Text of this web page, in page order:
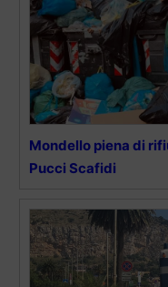
Mondello piena di
Pucci Scafidi